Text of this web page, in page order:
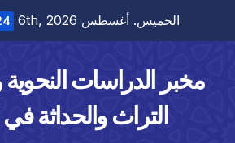
الخميس. أغسطس 6th, 2026
مخبر الدراسات النحوية
التراث والحداثة في